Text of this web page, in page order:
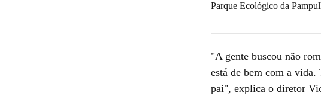
Parque Ecológico da
"A gente buscou não
está de bem com a vida.
pai", explica o diretor